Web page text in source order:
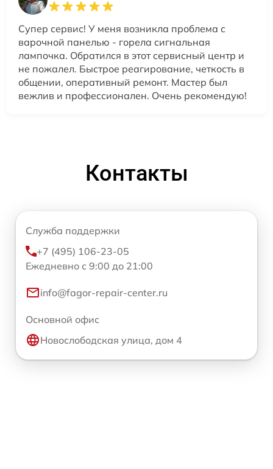
Супер сервис! У меня возникла проблема с
варочной панелью - горела сигнальная
лампочка. Обратился в этот сервисный центр и
не пожалел. Быстрое реагирование, четкость в
общении, оперативный ремонт. Мастер был
вежлив и профессионален. Очень рекомендую!
Контакты
Служба поддержки
+7 (495) 106-23-05
Ежедневно с 9:00 до 21:00
info@fagor-repair-center.ru
Основной офис
Новослободская улица, дом 4